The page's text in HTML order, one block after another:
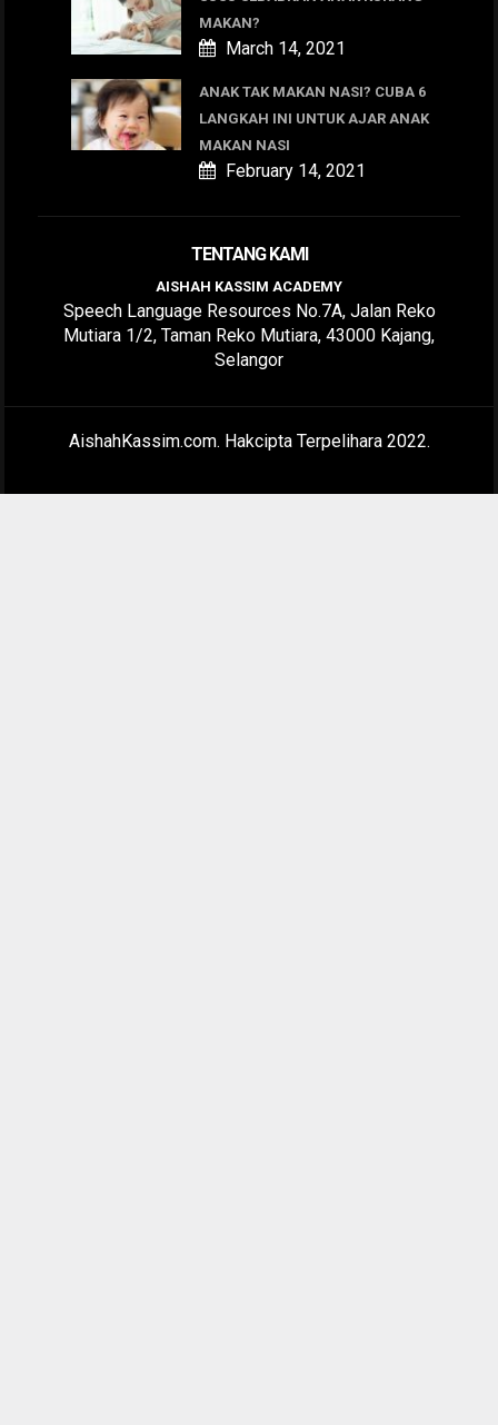
MAKAN?
March 14, 2021
ANAK TAK MAKAN NASI? CUBA 6
LANGKAH INI UNTUK AJAR ANAK
MAKAN NASI
February 14, 2021
TENTANG KAMI
AISHAH KASSIM ACADEMY
Speech Language Resources No.7A, Jalan Reko
Mutiara 1/2, Taman Reko Mutiara, 43000 Kajang,
Selangor
AishahKassim.com. Hakcipta Terpelihara 2022.